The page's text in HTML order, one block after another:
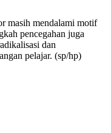
masih mendalami motif
pencegahan juga
dan
pelajar. (sp/hp)